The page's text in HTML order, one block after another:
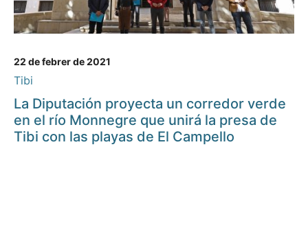
22 de febrer de 2021
Tibi
La Diputación proyecta un corredor verde
en el río Monnegre que unirá la presa de
Tibi con las playas de El Campello